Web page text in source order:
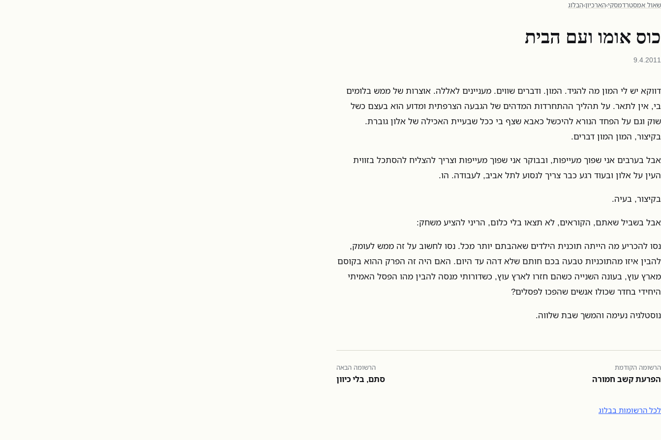
שאול אמסטרדמסקי›הארכיון›הבלוג
כוס אומו ועם הבית
9.4.2011
דווקא יש לי המון מה להגיד. המון. ודברים שווים. מעניינים לאללה. אוצרות של ממש בלומים
בי, אין לתאר. על תהליך ההתחרדות המדהים של הגבעה הצרפתית ומדוע הוא בעצם כשל
שוק וגם על הפחד הנורא להיכשל כאבא שצף בי ככל שבעיית האכילה של אלון גוברת.
בקיצור, המון המון דברים.
אבל בערבים אני שפוך מעייפות, ובבוקר אני שפוך מעייפות וצריך להצליח להסתכל בזווית
העין על אלון ובעוד רגע כבר צריך לנסוע לתל אביב, לעבודה. הו.
בקיצור, בעיה.
אבל בשביל שאתם, הקוראים, לא תצאו בלי כלום, הריני להציע משחק:
נסו להכריע מה הייתה תוכנית הילדים שאהבתם יותר מכל. נסו לחשוב על זה ממש לעומק,
להבין איזו מהתוכניות טבעה בכם חותם שלא דהה עד היום. האם היה זה הפרק ההוא בקוסם
מארץ עוץ, בעונה השנייה כשהם חזרו לארץ עוץ, כשדורותי מנסה להבין מהו הפסל האמיתי
היחידי בחדר שכולו אנשים שהפכו לפסלים?
נוסטלגיה נעימה והמשך שבת שלווה.
הרשומה הקודמת
הפרעת קשב חמורה
הרשומה הבאה
סתם, בלי כיוון
לכל הרשומות בבלוג